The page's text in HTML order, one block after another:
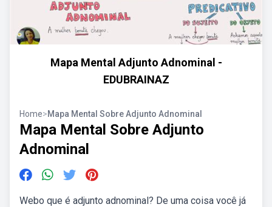
Mapa Mental Adjunto Adnominal -
EDUBRAINAZ
Home>Mapa Mental Sobre Adjunto Adnominal
Mapa Mental Sobre Adjunto
Adnominal
Webo que é adjunto adnominal? De uma coisa você já